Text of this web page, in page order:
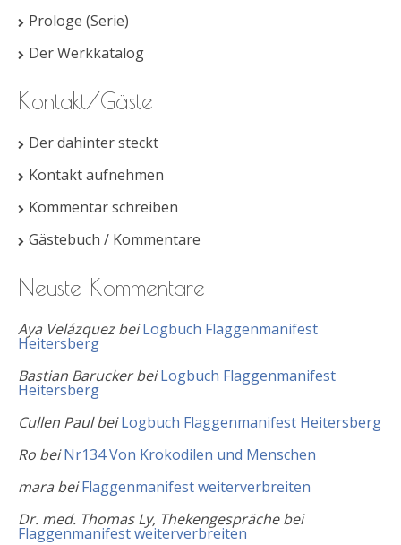
Prologe (Serie)
Der Werkkatalog
Kontakt/Gäste
Der dahinter steckt
Kontakt aufnehmen
Kommentar schreiben
Gästebuch / Kommentare
Neuste Kommentare
Aya VelázquezbeiLogbuch Flaggenmanifest
Heitersberg
Bastian BaruckerbeiLogbuch Flaggenmanifest
Heitersberg
Cullen PaulbeiLogbuch Flaggenmanifest Heitersberg
Ro beiNr134 Von Krokodilen und Menschen
mara beiFlaggenmanifest weiterverbreiten
Dr. med. Thomas Ly, Thekengesprächebei
Flaggenmanifest weiterverbreiten